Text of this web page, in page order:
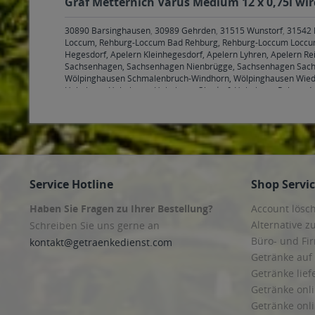
30890 Barsinghausen, 30989 Gehrden, 31515 Wunstorf, 31542
Loccum, Rehburg-Loccum Bad Rehburg, Rehburg-Loccum
Hegesdorf, Apelern Kleinhegesdorf, Apelern Lyhren, Apelern
Sachsenhagen, Sachsenhagen Nienbrügge, Sachsenhagen
Wölpinghausen Schmalenbruch-Windhorn, Wölpinghausen
Hohnhorst Hohnhorst, Hohnhorst Ohndorf, Hohnhorst Rehren
Obernkirchen, Obernkirchen Röhrkasten, Obernkirchen Vehlen,
Seggebruch, Seggebruch Schierneichen-Deinsen, Seggebruch
Lindhorst, Lindhorst Ottensen, Lindhorst Schöttlingen
31699
Friedrichswald, Rinteln Goldbeck, Rinteln Hohenrode, Rinteln
Lauenau, Lauenau Feggendorf, Lauenau Lauenau,
Hiddenhausen,32257 Bünde 32278 Kirchlengern,32423,
32657 Lemgo 33602,
Oerlinghausen,33818 Leopoldshöhe 48455 Bad Bentheim,
Esche, Georgsdorf, Lage, Neuenhaus, Osterwald,49835
Service Hotline
Haben Sie Fragen zu Ihrer Bestellung?
Schreiben Sie uns gerne an
kontakt@getraenkedienst.com
Shop
Account
Alternative
Büro- und
Getränke
Getränke
Getränke
Getränke